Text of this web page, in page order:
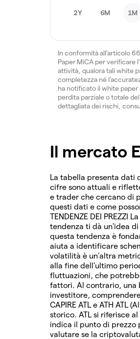
2Y 6M 1M
In conformità all’articolo
Paper MiCA per verificare
attività, qualora tali white
completezza né
ha notificato il white
perdita parziale o totale
dettagliata dei rischi,
Il mercato
La tabella presenta dati
cifre sono attuali e
e trader che cercano di
questi dati e come
TENDENZE DEI
tendenza ti dà un'idea
questa tendenza è
aiuta a identificare
volatilità è un'altra
alla fine dell'ultimo
fluttuazioni, che
fattori. Al contrario, una
investitore,
CAPIRE ATL e ATH ATL
storico. ATL si riferisce
indica il punto di prezzo
valutare se la